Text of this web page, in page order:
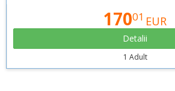
17001 EUR
Detalii
1 Adult